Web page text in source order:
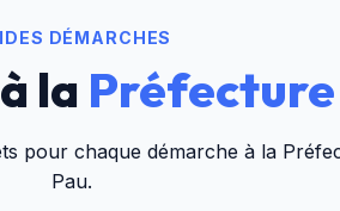
DÉMARCHES
la Préfecture
pour chaque démarche à la
Pau.